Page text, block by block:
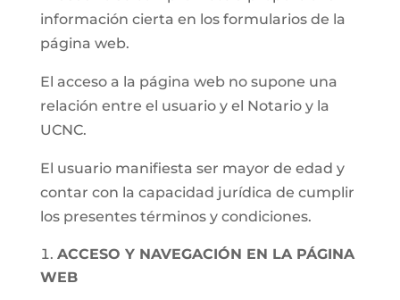
información cierta en los formularios de la
página web.
El acceso a la página web no supone una
relación entre el usuario y el Notario y la
UCNC.
El usuario manifiesta ser mayor de edad y
contar con la capacidad jurídica de cumplir
los presentes términos y condiciones.
ACCESO Y NAVEGACIÓN EN LA PÁGINA
WEB